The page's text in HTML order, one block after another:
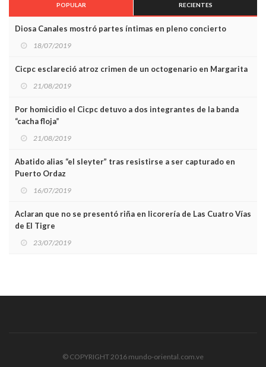
POPULAR RECIENTES
Diosa Canales mostró partes íntimas en pleno concierto
18/07/2019
Cicpc esclareció atroz crimen de un octogenario en Margarita
21/08/2019
Por homicidio el Cicpc detuvo a dos integrantes de la banda
“cacha floja”
21/08/2019
Abatido alias “el sleyter” tras resistirse a ser capturado en
Puerto Ordaz
16/07/2019
Aclaran que no se presentó riña en licorería de Las Cuatro Vías
de El Tigre
23/07/2019
© COPYRIGHT 2016 mundo-oriental.com.ve